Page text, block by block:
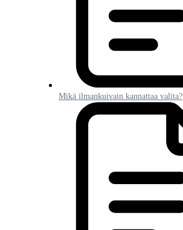
Mikä ilmankuivain kannattaa valita?